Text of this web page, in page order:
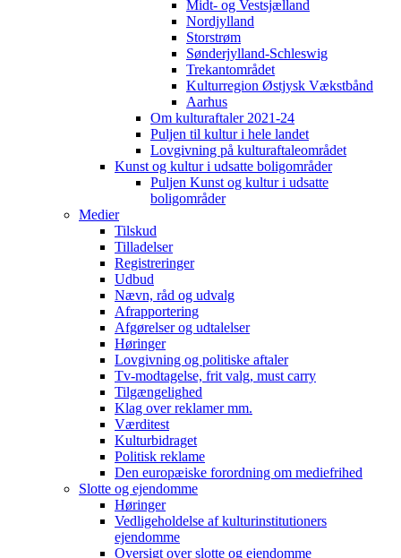
Midt- og Vestsjælland
Nordjylland
Storstrøm
Sønderjylland-Schleswig
Trekantområdet
Kulturregion Østjysk Vækstbånd
Aarhus
Om kulturaftaler 2021-24
Puljen til kultur i hele landet
Lovgivning på kulturaftaleområdet
Kunst og kultur i udsatte boligområder
Puljen Kunst og kultur i udsatte
boligområder
Medier
Tilskud
Tilladelser
Registreringer
Udbud
Nævn, råd og udvalg
Afrapportering
Afgørelser og udtalelser
Høringer
Lovgivning og politiske aftaler
Tv-modtagelse, frit valg, must carry
Tilgængelighed
Klag over reklamer mm.
Værditest
Kulturbidraget
Politisk reklame
Den europæiske forordning om mediefrihed
Slotte og ejendomme
Høringer
Vedligeholdelse af kulturinstitutioners
ejendomme
Oversigt over slotte og ejendomme